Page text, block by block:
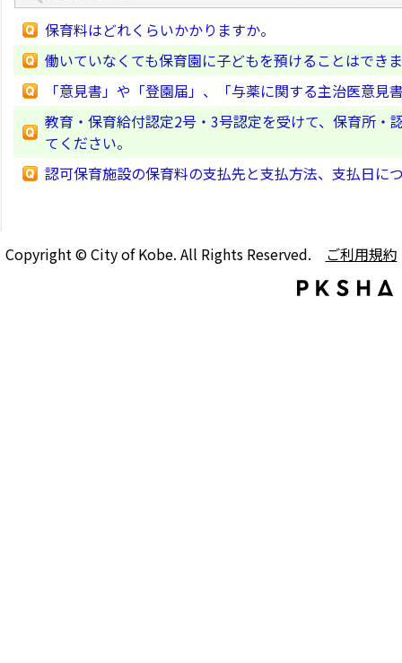
保育料はどれくらいかかりますか。
働いていなくても保育園に子どもを預けることはでき
「意見書」や「登園届」、「与薬に関する主治医意
教育・保育給付認定2号・3号認定を受けて、保育所
てください。
認可保育施設の保育料の支払先と支払方法、支払日に
Copyright © City of Kobe. All Rights Reserved. ご利用規約